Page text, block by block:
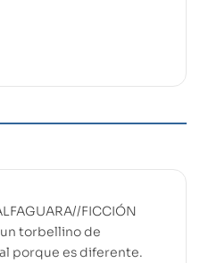
FICCIÓN
torbellino de
porque es diferente.